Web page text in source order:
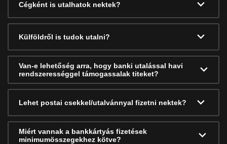
Cégként is utalhatok nektek?
Külföldről is tudok utalni?
Van-e lehetőség arra, hogy banki utalással havi
rendszerességgel támogassalak titeket?
Lehet postai csekkel/utalvánnyal fizetni nektek?
Miért vannak a bankkártyás fizetések
minimumösszegekhez kötve?